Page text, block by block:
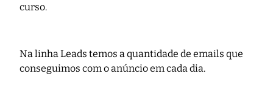
curso.
Na linha Leads temos a quantidade de emails que
conseguimos com o anúncio em cada dia.